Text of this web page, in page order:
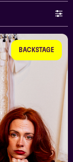
BACKSTAGE